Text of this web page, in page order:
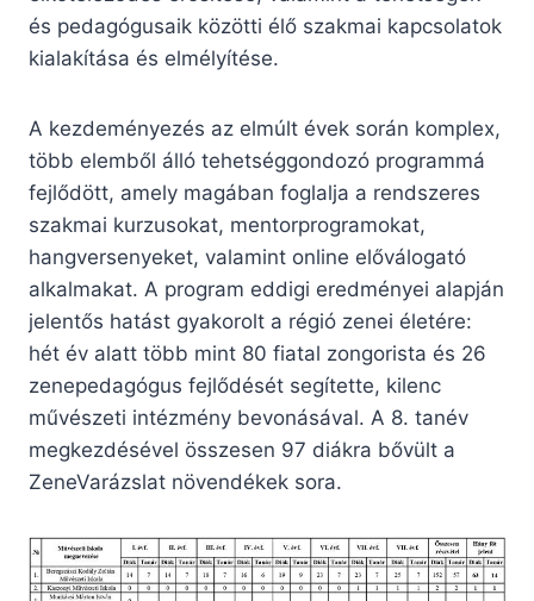
és pedagógusaik közötti élő szakmai kapcsolatok
kialakítása és elmélyítése.
A kezdeményezés az elmúlt évek során komplex,
több elemből álló tehetséggondozó programmá
fejlődött, amely magában foglalja a rendszeres
szakmai kurzusokat, mentorprogramokat,
hangversenyeket, valamint online előválogató
alkalmakat. A program eddigi eredményei alapján
jelentős hatást gyakorolt a régió zenei életére:
hét év alatt több mint 80 fiatal zongorista és 26
zenepedagógus fejlődését segítette, kilenc
művészeti intézmény bevonásával. A 8. tanév
megkezdésével összesen 97 diákra bővült a
ZeneVarázslat növendékek sora.